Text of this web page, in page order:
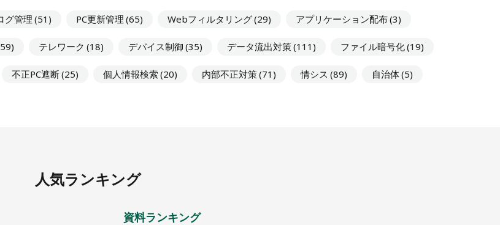
グ管理 (51) PC更新管理 (65) Webフィルタリング(29) アプリケーション配布(3)
テレワーク (18) デバイス制御 (35) データ流出対策(111) ファイル暗号化(19)
不正PC遮断(25) 個人情報検索(20) 内部不正対策(71) 情シス (89) 自治体(5)
人気ランキング
資料ランキング